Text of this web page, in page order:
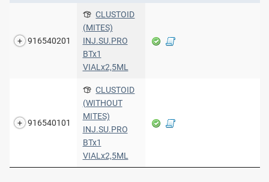
916540201
CLUSTOID
(MITES)
INJ.SU.PRO
BTx1
VIALx2,5ML
916540101
CLUSTOID
(WITHOUT
MITES)
INJ.SU.PRO
BTx1
VIALx2,5ML